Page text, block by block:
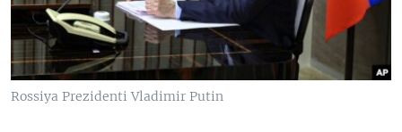
VIDEO
XABARLAR SURATLARDA
ODNOKLASSNIKI
TELEGRAM
TWITTER
Rossiya Prezidenti Vladimir Putin